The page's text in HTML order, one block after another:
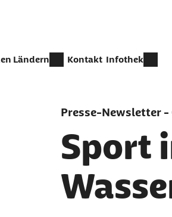
Ländern Kontakt Infothek
Presse-Newsletter
Sport